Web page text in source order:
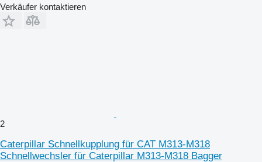
Verkäufer kontaktieren
2
Caterpillar Schnellkupplung für CAT M313-M318
Schnellwechsler für Caterpillar M313-M318 Bagger